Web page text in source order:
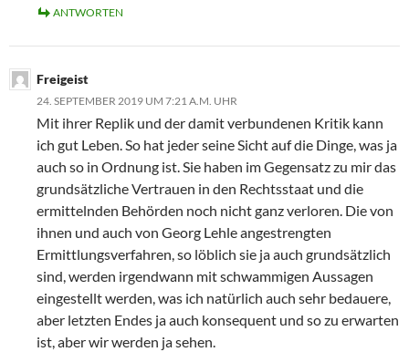
ANTWORTEN
Freigeist
24. SEPTEMBER 2019 UM 7:21 A.M. UHR
Mit ihrer Replik und der damit verbundenen Kritik kann
ich gut Leben. So hat jeder seine Sicht auf die Dinge, was ja
auch so in Ordnung ist. Sie haben im Gegensatz zu mir das
grundsätzliche Vertrauen in den Rechtsstaat und die
ermittelnden Behörden noch nicht ganz verloren. Die von
ihnen und auch von Georg Lehle angestrengten
Ermittlungsverfahren, so löblich sie ja auch grundsätzlich
sind, werden irgendwann mit schwammigen Aussagen
eingestellt werden, was ich natürlich auch sehr bedauere,
aber letzten Endes ja auch konsequent und so zu erwarten
ist, aber wir werden ja sehen.